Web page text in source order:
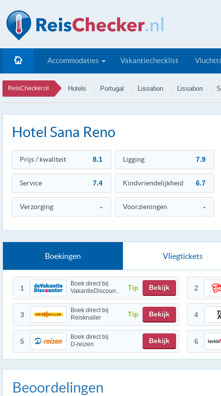
Accommodaties Vakantiechecklist
ReisChecker.nl Hotels Portugal Lissabon Lissabon
Hotel Sana Reno
Prijs / kwaliteit 8.1 Ligging 7.9
Service 7.4 Kindvriendelijkheid 6.7
Verzorging - Voorzieningen -
Boekingen Vliegtickets
1
Boek direct bij
VakantieDiscoun..
Tip Bekijk 2
3
Boek direct bij
Reisknaller
Tip Bekijk 4
5
Boek direct bij
D-reizen
Bekijk 6
Beoordelingen